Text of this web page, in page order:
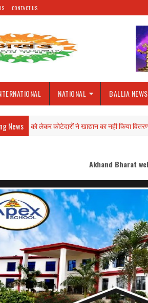
CONTACT US
NATIONAL BALLIA NEWS
News
कोटेदारों ने खाद्यान का नही किया वितरण
Akhand Bharat welcomes you